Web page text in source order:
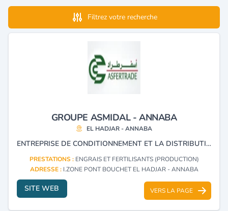
Filtrez votre recherche
GROUPE ASMIDAL - ANNABA
EL HADJAR - ANNABA
ENTREPRISE DE CONDITIONNEMENT ET LA DISTRIBUTION DES ENGRAIS.
PRESTATIONS : ENGRAIS ET FERTILISANTS (PRODUCTION)
ADRESSE : I.ZONE PONT BOUCHET EL HADJAR - ANNABA
SITE WEB VERS LA PAGE